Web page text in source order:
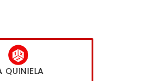
QUINIELA